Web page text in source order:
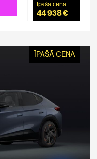
Īpaša cena
44 938 €
ĪPAŠĀ CENA